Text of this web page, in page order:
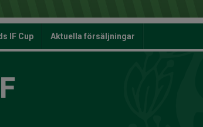
IF Cup Aktuella försäljningar